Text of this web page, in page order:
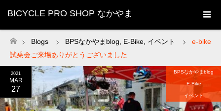
BICYCLE PRO SHOP なかやま
ホーム
Blogs BPSなかやまblog E-Bike イベント
e-bike
試乗会ご来場ありがとうございました
2021
MAR
27
BPSなかやまblog
E-Bike
イベント